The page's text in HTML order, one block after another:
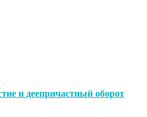
и деепричастный оборот